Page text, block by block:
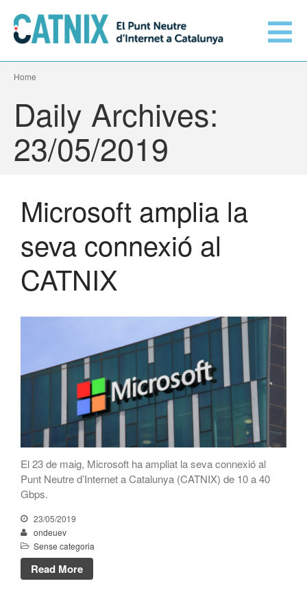
Serveis
Xarxes connectades
Informació tècnica
El CATNIX
Orange amplia la seva
connexió al CATNIX
Guifi.net consolida la seva
CATNIX
Xerrada sobre l’evolució cap a
l’automatització de xarxes, del
BGP a la intel·ligència artificial
El CATNIX renova el servidor
arrel J de DNS
juliol 2026
juny 2026
Home
Daily Archives:
23/05/2019
Microsoft amplia la
seva connexió al
CATNIX
El 23 de maig, Microsoft ha ampliat la seva connexió al
Punt Neutre d’Internet a Catalunya (CATNIX) de 10 a 40
Gbps.
23/05/2019
ondeuev
Sense categoria
Read More